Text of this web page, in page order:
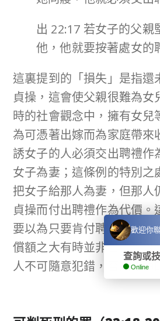
出 22:17 若女子的父親
他，他就要按著處女的
這裏提到的「損失」是指還
貞操，這會使父親很難為女
時的社會觀念中，擁有女兒
為可憑著出嫁而為家庭帶來
誘女子的人必須交出聘禮作
女子為妻；這條例的特別之
把女子給那人為妻，但那人
貞操而付出聘禮作為代價。
要以為只要肯付聘禮就可以
償額之大有時並非自己可以
人不可隨意犯錯，否則招損
歡迎你
查詢或
Online